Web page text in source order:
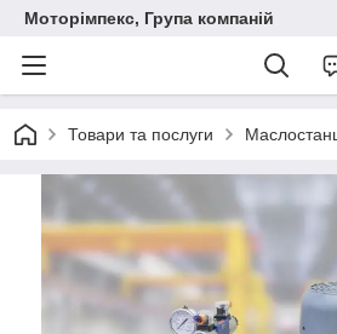
Моторімпекс, Група компаній
Товари та послуги